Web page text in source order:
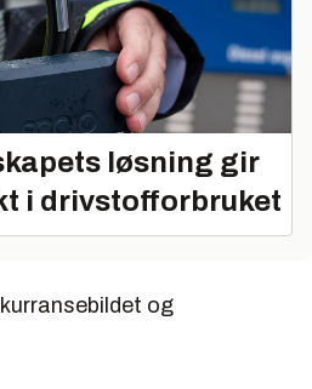
løsning gir
i drivstofforbruket
og